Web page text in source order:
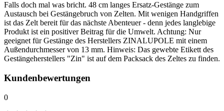
Falls doch mal was bricht. 48 cm langes Ersatz-Gestänge zum
Austausch bei Gestängebruch von Zelten. Mit wenigen Handgriffen
ist das Zelt bereit für das nächste Abenteuer - denn jedes langlebige
Produkt ist ein positiver Beitrag für die Umwelt. Achtung: Nur
geeignet für Gestänge des Herstellers ZINALUPOLE mit einem
Außendurchmesser von 13 mm. Hinweis: Das gewebte Etikett des
Gestängeherstellers "Zin" ist auf dem Packsack des Zeltes zu finden.
Kundenbewertungen
0